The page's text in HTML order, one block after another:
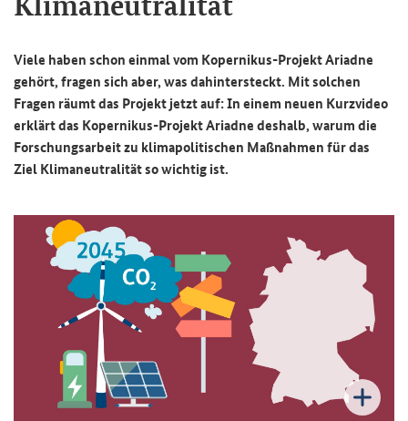
Viele haben schon einmal vom Kopernikus-Projekt Ariadne
gehört, fragen sich aber, was dahintersteckt. Mit solchen
Fragen räumt das Projekt jetzt auf: In einem neuen Kurzvideo
erklärt das Kopernikus-Projekt Ariadne deshalb, warum die
Forschungsarbeit zu klimapolitischen Maßnahmen für das
Ziel Klimaneutralität so wichtig ist.